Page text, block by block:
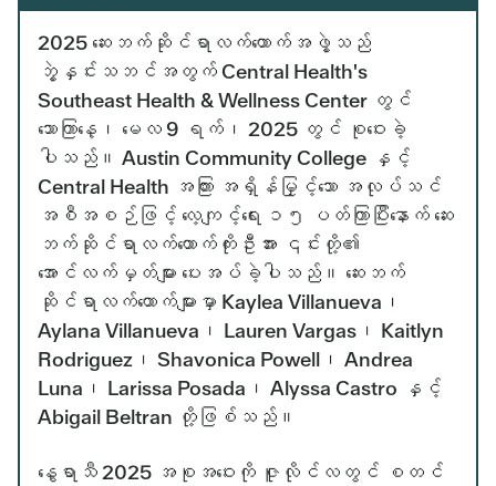
2025 ဆေးဘက်ဆိုင်ရာလက်ထောက်အဖွဲ့သည်
ဘွဲ့နှင်းသဘင်အတွက် Central Health's
Southeast Health & Wellness Center တွင်
သောကြာနေ့၊ မေလ 9 ရက်၊ 2025 တွင် စုဝေးခဲ့
ပါသည်။ Austin Community College နှင့်
Central Health အကြား အရှိန်မြှင့်သော အလုပ်သင်
အစီအစဉ်ဖြင့် လေ့ကျင့်ရေး ၁၅ ပတ်ကြာပြီးနောက် ဆေး
ဘက်ဆိုင်ရာလက်ထောက်ကိုးဦးအား ၎င်းတို့၏
အောင်လက်မှတ်များ ပေးအပ်ခဲ့ပါသည်။ ဆေးဘက်
ဆိုင်ရာလက်ထောက်များမှာ Kaylea Villanueva၊
Aylana Villanueva၊ Lauren Vargas၊ Kaitlyn
Rodriguez၊ Shavonica Powell၊ Andrea
Luna၊ Larissa Posada၊ Alyssa Castro နှင့်
Abigail Beltran တို့ဖြစ်သည်။
နွေရာသီ 2025 အစုအဝေးကို ဇူလိုင်လတွင် စတင်